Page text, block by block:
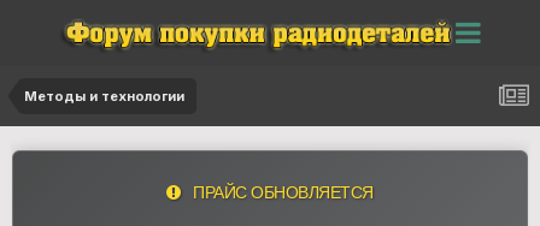
Методы и технологии
ПРАЙС ОБНОВЛЯЕТСЯ